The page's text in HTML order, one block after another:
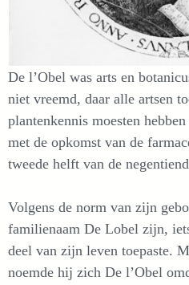
De l’Obel was arts en
niet vreemd, daar alle artsen
plantenkennis moesten
met de opkomst van de
tweede helft van de
Volgens de norm van zijn
familienaam De Lobel zijn,
deel van zijn leven toepaste.
noemde hij zich De l’Obel